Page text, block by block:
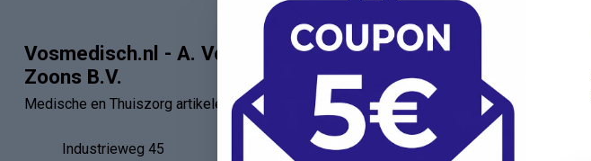
Vosmedisch.nl - A. Vos en
Zoons B.V.
Medische en Thuiszorg artikelen
Industrieweg 45
Categorieën
Artsen
Verbandartikelen
EHBO - BHV